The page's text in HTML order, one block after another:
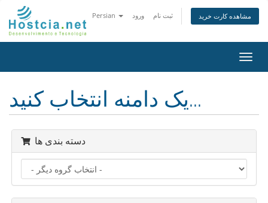
Persian ورود ثبت نام مشاهده کارت خرید
تغییر
یک دامنه انتخاب کنید...
دسته بندی ها